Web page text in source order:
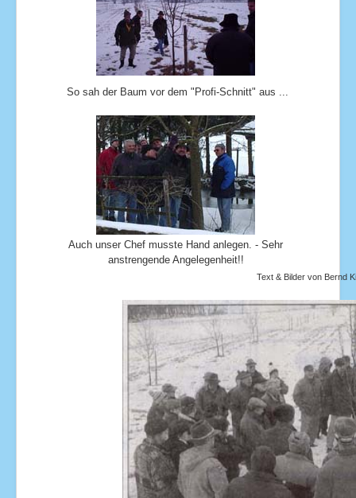
So sah der Baum vor dem "Profi-Schnitt" aus ...
Auch unser Chef musste Hand anlegen. - Sehr
anstrengende Angelegenheit!!
Text & Bilder von Bernd